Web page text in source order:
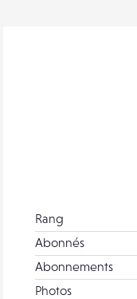
Rang
Abonnés
Abonnements
Photos